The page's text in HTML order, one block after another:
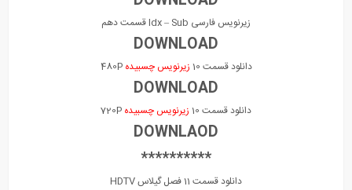
زیرنویس فارسی Idx – Sub قسمت دهم
DOWNLOAD
دانلود قسمت 10 زیرنویس چسبیده 480P
DOWNLOAD
دانلود قسمت 10 زیرنویس چسبیده
DOWNLAOD
**********
دانلود قسمت 11 فصل گیلاس HDTV